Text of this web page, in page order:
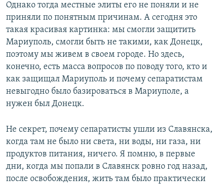
Однако тогда местные элиты его не поняли и не
приняли по понятным причинам. А сегодня это
такая красивая картинка: мы смогли защитить
Мариуполь, смогли быть не такими, как Донецк,
поэтому мы живем в своем городе. Но здесь,
конечно, есть масса вопросов по поводу того, кто и
как защищал Мариуполь и почему сепаратистам
невыгодно было базироваться в Мариуполе, а
нужен был Донецк.
Не секрет, почему сепаратисты ушли из Славянска,
когда там не было ни света, ни воды, ни газа, ни
продуктов питания, ничего. Я помню, в первые
дни, когда мы попали в Славянск ровно год назад,
после освобождения, жить там было практически